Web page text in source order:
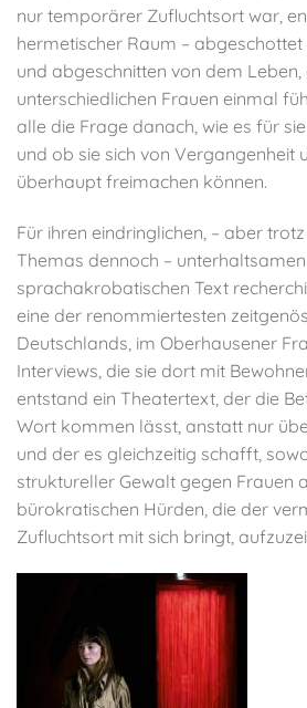
nur temporärer Zufluchtsort war,
hermetischer Raum –
und abgeschnitten von dem Leben,
unterschiedlichen Frauen einmal
alle die Frage danach, wie es für
und ob sie sich von Vergangenheit
überhaupt freimachen können.
Für ihren eindringlichen, – aber
Themas dennoch –
sprachakrobatischen Text
eine der renommiertesten
Deutschlands, im Oberhausener
Interviews, die sie dort mit
entstand ein Theatertext, der die
Wort kommen lässt, anstatt nur
und der es gleichzeitig schafft,
struktureller Gewalt gegen Frauen
bürokratischen Hürden, die der
Zufluchtsort mit sich bringt,